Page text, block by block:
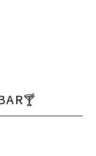
お知らせ一覧